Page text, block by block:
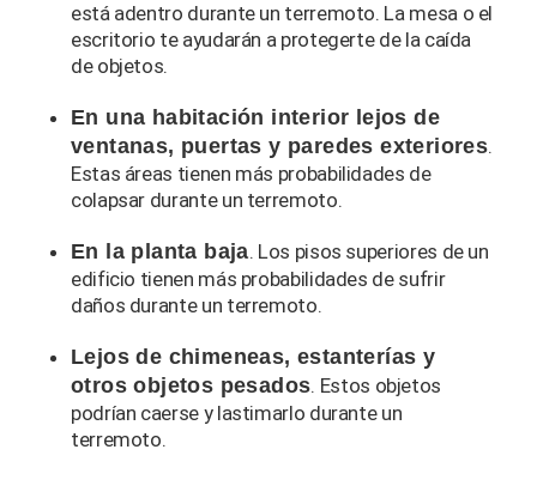
está adentro durante un terremoto. La mesa o el
escritorio te ayudarán a protegerte de la caída
de objetos.
En una habitación interior lejos de
ventanas, puertas y paredes exteriores.
Estas áreas tienen más probabilidades de
colapsar durante un terremoto.
En la planta baja. Los pisos superiores de un
edificio tienen más probabilidades de sufrir
daños durante un terremoto.
Lejos de chimeneas, estanterías y
otros objetos pesados. Estos objetos
podrían caerse y lastimarlo durante un
terremoto.